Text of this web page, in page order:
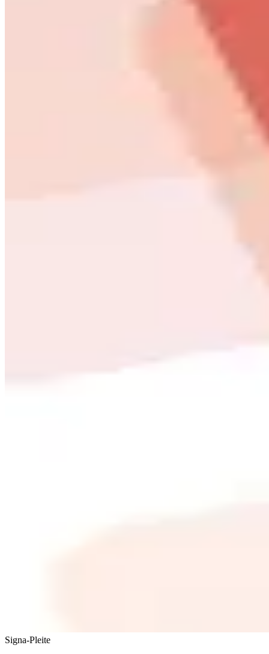
Signa-Pleite